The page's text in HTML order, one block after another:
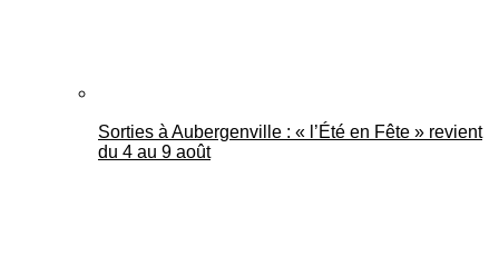
Sorties à Aubergenville : « l’Été en Fête » revient
du 4 au 9 août